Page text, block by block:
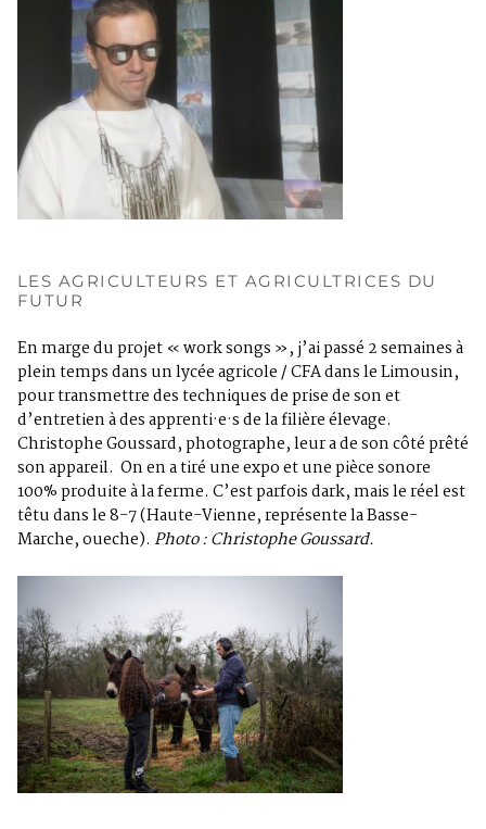
LES AGRICULTEURS ET AGRICULTRICES DU
FUTUR
En marge du projet « work songs », j’ai passé 2 semaines à
plein temps dans un lycée agricole / CFA dans le Limousin,
pour transmettre des techniques de prise de son et
d’entretien à des apprenti·e·s de la filière élevage.
Christophe Goussard, photographe, leur a de son côté prêté
son appareil. On en a tiré une expo et une pièce sonore
100% produite à la ferme. C’est parfois dark, mais le réel est
têtu dans le 8-7 (Haute-Vienne, représente la Basse-
Marche, oueche). Photo : Christophe Goussard.